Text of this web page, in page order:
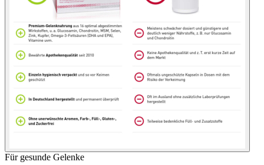
Für gesunde Gelenke